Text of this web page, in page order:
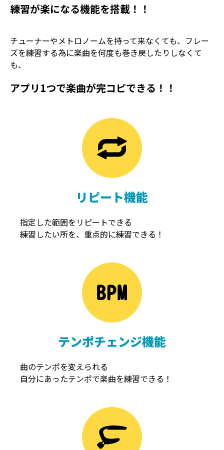
練習が楽になる機能を搭載！！
チューナーやメトロノームを持って来なくても、フレー
ズを練習する為に楽曲を何度も巻き戻したりしなくて
も、
アプリ1つで楽曲が完コピできる！！
リピート機能
指定した範囲をリピートできる
練習したい所を、重点的に練習できる！
テンポチェンジ機能
曲のテンポを変えられる
自分にあったテンポで楽曲を練習できる！